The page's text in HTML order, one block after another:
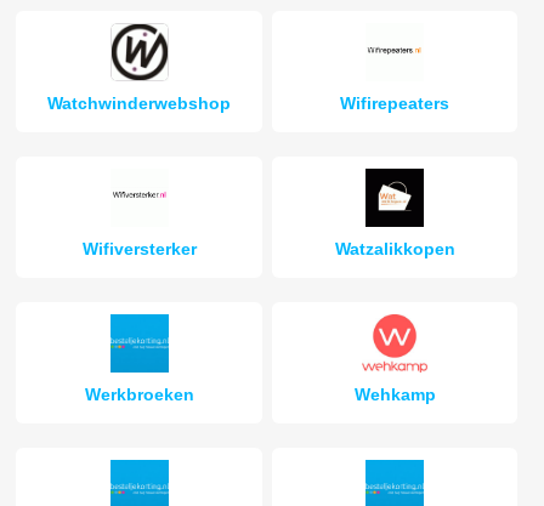
Watchwinderwebshop Wifirepeaters
Wifiversterker Watzalikkopen
Werkbroeken Wehkamp